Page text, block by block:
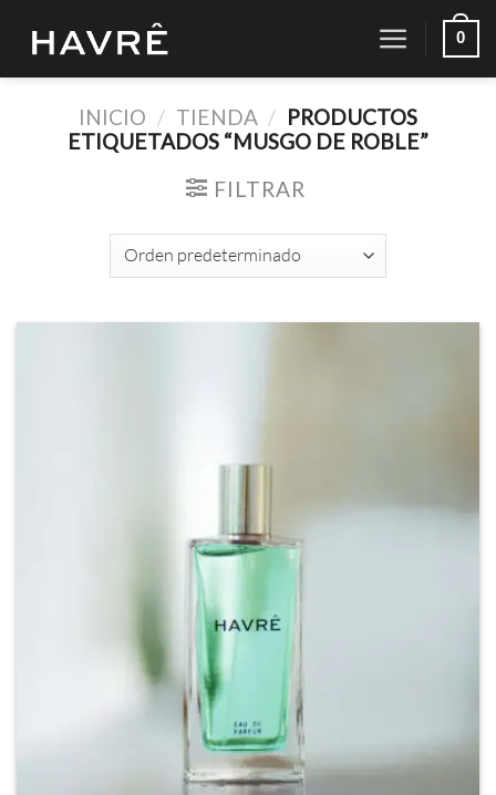
contenido
0
INICIO / TIENDA / PRODUCTOS
ETIQUETADOS “MUSGO DE ROBLE”
FILTRAR